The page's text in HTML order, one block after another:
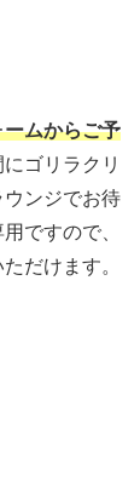
ームからご予
ゴリラクリ
ンジでお待
ですので、
だけます。